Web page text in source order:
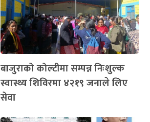
बाजुराको कोल्टीमा सम्पन्न निःशुल्क
स्वास्थ्य शिविरमा ४२१९ जनाले लिए
सेवा